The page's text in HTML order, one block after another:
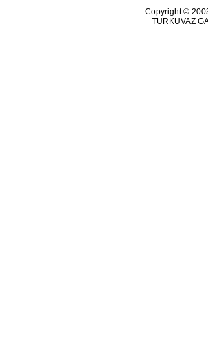
Copyright ©
TURKUVAZ